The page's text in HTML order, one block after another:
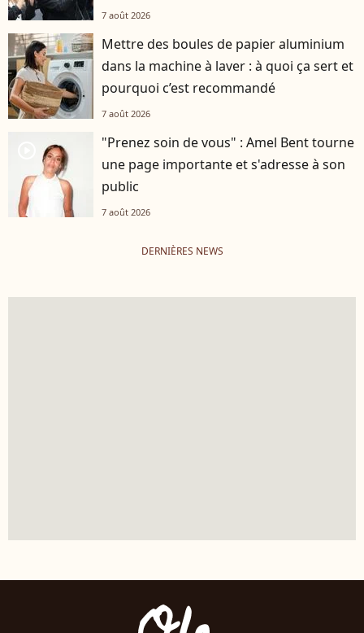
7 août 2026
Mettre des boules de papier aluminium
dans la machine à laver : à quoi ça sert et
pourquoi c’est recommandé
7 août 2026
"Prenez soin de vous" : Amel Bent tourne
une page importante et s'adresse à son
public
7 août 2026
DERNIÈRES NEWS